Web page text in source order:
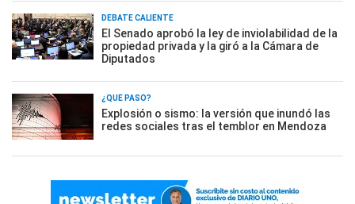
DEBATE CALIENTE
El Senado aprobó la ley de inviolabilidad de la
propiedad privada y la giró a la Cámara de
Diputados
¿QUÉ PASÓ?
Explosión o sismo: la versión que inundó las
redes sociales tras el temblor en Mendoza